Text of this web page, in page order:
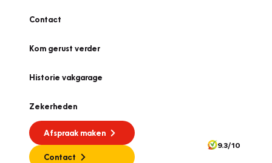
Contact
Kom gerust verder
Historie vakgarage
Zekerheden
Afspraak maken
Contact
9.3/10